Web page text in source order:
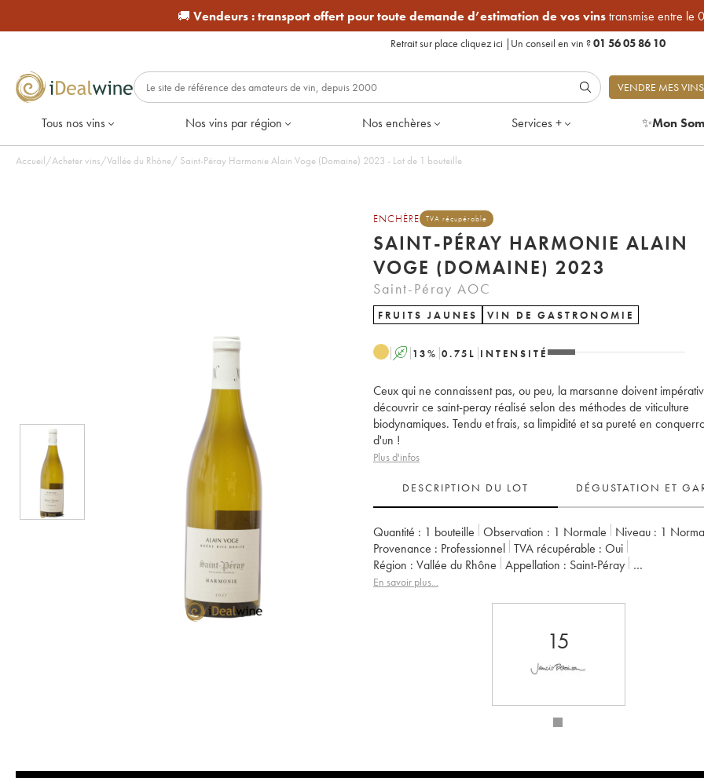
🚚 Vendeurs :transport offert pour toute demande d’estimation de vos vinstransmise entre le
Retrait sur place cliquez ici | Un conseil en vin ?01 56 05 86 10
VENDRE MES VINS
Tous nos vins Nos vins par région Nos enchères Services + ✨Mon
Accueil/Acheter vins/Vallée du Rhône/ Saint-Péray Harmonie Alain Voge (Domaine) 2023 - Lot de 1 bouteille
ENCHÈRE TVA récupérable
SAINT-PÉRAY HARMONIE ALAIN
VOGE (DOMAINE) 2023
Saint-Péray AOC
FRUITS JAUNES VIN DE GASTRONOMIE
A 13% 0.75 L INTENSITÉ
Ceux qui ne connaissent pas, ou peu, la marsanne doivent
découvrir ce saint-peray réalisé selon des méthodes de viticulture
biodynamiques. Tendu et frais, sa limpidité et sa pureté en
d'un !
Plus d'infos
DESCRIPTION DU LOT DÉGUSTATION ET
Quantité : 1 bouteille Observation : 1 Normale Niveau : 1
Provenance :
professionnel TVA récupérable :
oui
Région :
Vallée du Rhône Appellation :
Saint-Péray
Propriétaire :
En savoir plus...
15